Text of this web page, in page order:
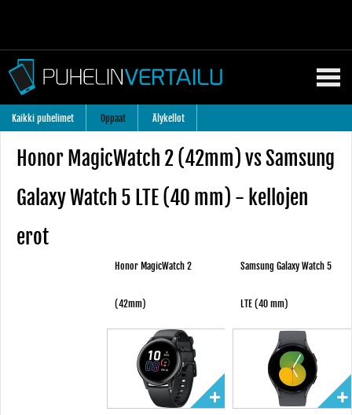
Kaikki puhelimet Oppaat Älykellot
Honor MagicWatch 2 (42mm) vs Samsung
Galaxy Watch 5 LTE (40 mm) - kellojen
erot
Honor MagicWatch 2
(42mm)
Samsung Galaxy Watch 5
LTE (40 mm)